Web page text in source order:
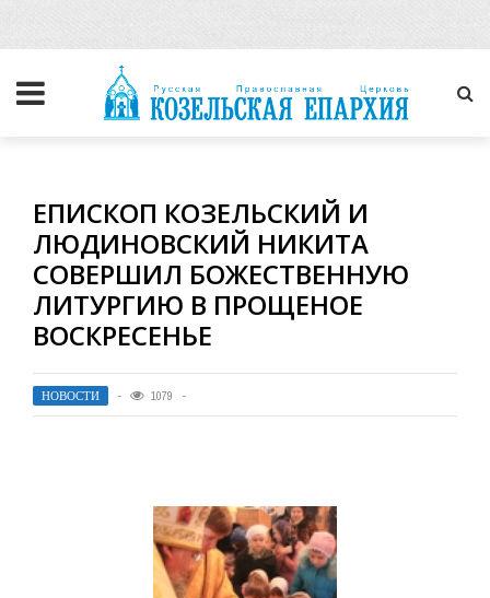
ЕПИСКОП КОЗЕЛЬСКИЙ И
ЛЮДИНОВСКИЙ НИКИТА
СОВЕРШИЛ БОЖЕСТВЕННУЮ
ЛИТУРГИЮ В ПРОЩЕНОЕ
ВОСКРЕСЕНЬЕ
НОВОСТИ 1079